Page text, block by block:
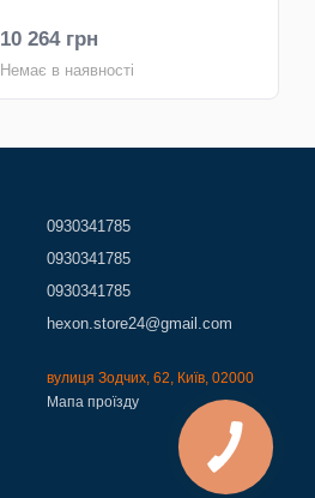
10 264 грн
Немає в наявності
0930341785
0930341785
0930341785
hexon.store24@gmail.com
вулиця Зодчих, 62, Київ, 02000
Мапа проїзду